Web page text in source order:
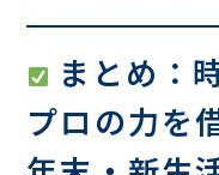
まとめ：
プロの力を